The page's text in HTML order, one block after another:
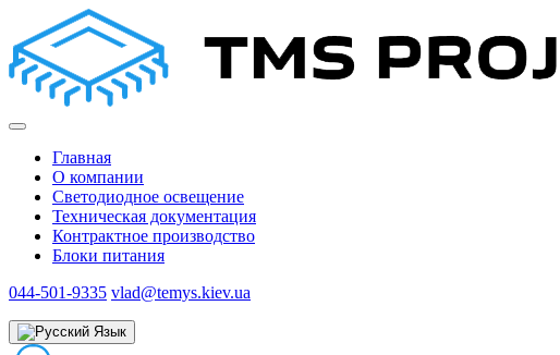
Главная
О компании
Светодиодное освещение
Техническая документация
Контрактное производство
Блоки питания
044-501-9335 vlad@temys.kiev.ua
Язык